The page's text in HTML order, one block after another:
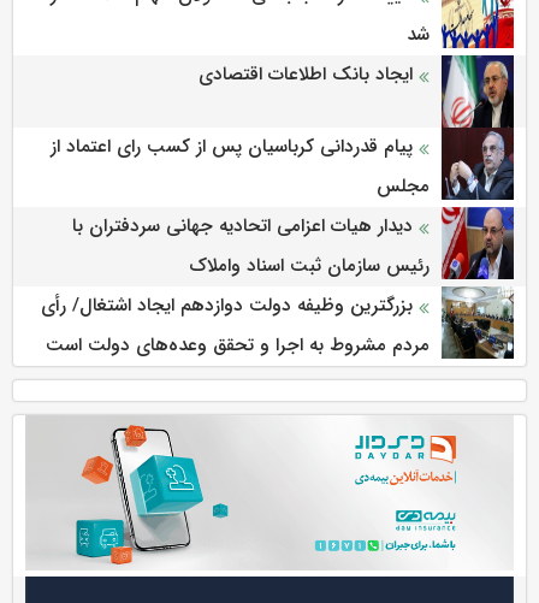
شد
ایجاد بانک اطلاعات اقتصادی
پیام قدردانی کرباسیان پس از کسب رای اعتماد از
مجلس
دیدار هیات اعزامی اتحادیه جهانی سردفتران با
رئیس سازمان ثبت اسناد واملاک
بزرگترین وظیفه دولت دوازدهم ایجاد اشتغال/ رأی
مردم مشروط به اجرا و تحقق وعده‌های دولت است